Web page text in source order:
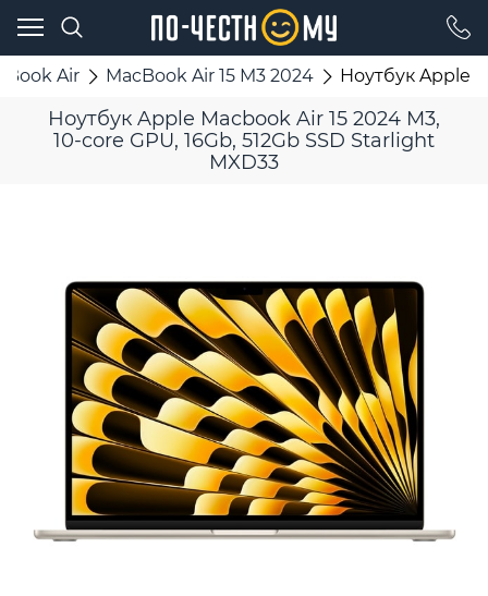
Air MacBook Air 15 M3 2024 Ноутбук Apple
Ноутбук Apple Macbook Air 15 2024 M3,
10-core GPU, 16Gb, 512Gb SSD Starlight
MXD33